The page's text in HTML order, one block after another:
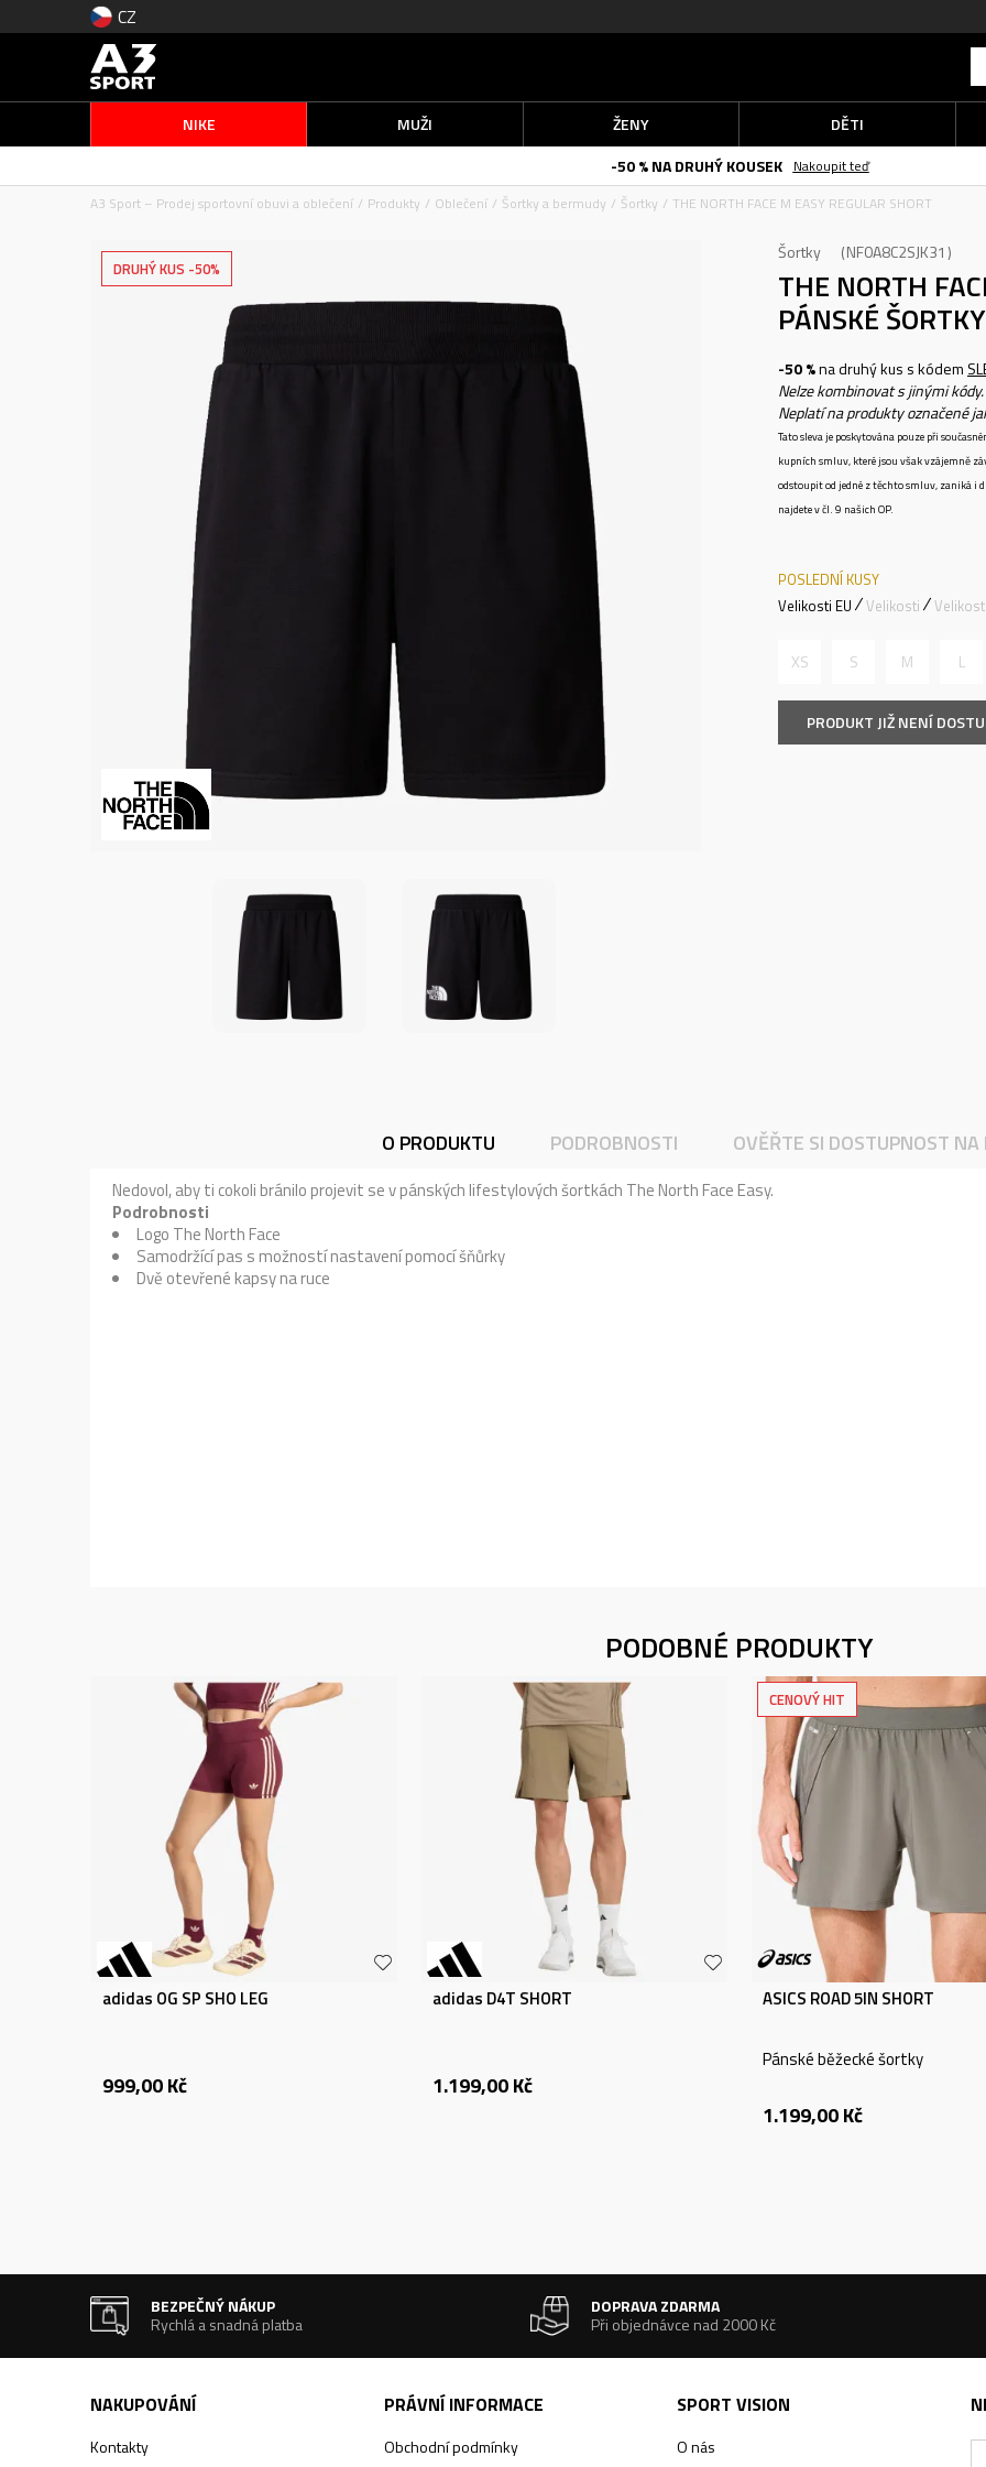
CZ
NIKE MUŽI ŽENY DĚTI
-50 % NA DRUHÝ KOUSEK
Nakoupit teď
A3 Sport – Prodej sportovní obuvi a oblečení
Produkty Oblečení Šortky a bermudy Šortky THE NORTH FACE M EASY REGULAR SHORT
DRUHÝ KUS -50%
Šortky NF0A8C2SJK31
THE NORTH
PÁNSKÉ ŠORTKY
-50 %na druhý kus s kódem
Nelze kombinovat s jinými kódy.
Neplatí na produkty označené
Tato sleva je poskytována pouze při
kupních smluv, které jsou však vzájemně
odstoupit od jedné z těchto smluv, zaniká i
najdete v čl. 9 našich OP.
POSLEDNÍ KUSY
Velikosti EU
Velikosti
XS S M L
PRODUKT JIŽ NENÍ
O PRODUKTU PODROBNOSTI OVĚŘTE SI DOSTUPNOST NA
Nedovol, aby ti cokoli bránilo projevit se v pánských lifestylových šortkách The North Face Easy.
Podrobnosti
Logo The North Face
Samodržící pas s možností nastavení pomocí šňůrky
Dvě otevřené kapsy na ruce
PODOBNÉ PRODUKTY
adidas OG SP SHO LEG
999,00Kč
adidas D4T SHORT
1.199,00Kč
CENOVÝ HIT
ASICS ROAD 5IN SHORT
Pánské běžecké šortky
1.199,00Kč
BEZPEČNÝ NÁKUP
Rychlá a snadná platba
DOPRAVA ZDARMA
Při objednávce nad 2000 Kč
NAKUPOVÁNÍ
Kontakty
PRÁVNÍ INFORMACE
Obchodní podmínky
SPORT VISION
O nás